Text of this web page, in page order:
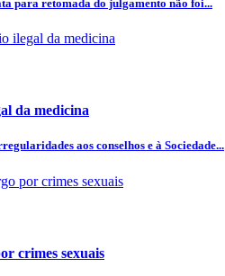
para retomada do julgamento não foi...
da medicina
aos conselhos e à Sociedade...
crimes sexuais